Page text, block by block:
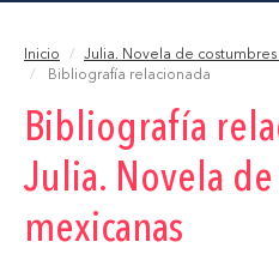
Inicio
Julia. Novela de costumbres
Bibliografía relacionada
Bibliografía
Julia. Novela
mexicanas